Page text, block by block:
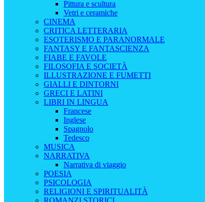
Pittura e scultura
Vetri e ceramiche
CINEMA
CRITICA LETTERARIA
ESOTERISMO E PARANORMALE
FANTASY E FANTASCIENZA
FIABE E FAVOLE
FILOSOFIA E SOCIETÀ
ILLUSTRAZIONE E FUMETTI
GIALLI E DINTORNI
GRECI E LATINI
LIBRI IN LINGUA
Francese
Inglese
Spagnolo
Tedesco
MUSICA
NARRATIVA
Narrativa di viaggio
POESIA
PSICOLOGIA
RELIGIONI E SPIRITUALITÀ
ROMANZI STORICI